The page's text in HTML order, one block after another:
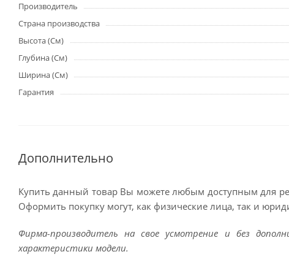
Производитель
Страна производства
Высота (См)
Глубина (См)
Ширина (См)
Гарантия
Дополнительно
Купить данный товар Вы можете любым доступным для
Оформить покупку могут, как физические лица, так и
Фирма-производитель на свое усмотрение и без
характеристики модели.